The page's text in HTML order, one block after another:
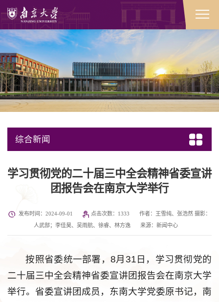
综合新闻
学习贯彻党的二十届三中全会精神省委宣讲
团报告会在南京大学举行
发布时间：2024-09-01 点击次数： 1333
作者：王雪纯、张浩然 摄影：
人武部；李佳昊、吴雨航、徐睿、林方逸
来源：新闻中心
按照省委统一部署，8月31日，学习贯彻党的
二十届三中全会精神省委宣讲团报告会在南京大学
举行。省委宣讲团成员，东南大学党委原书记，南